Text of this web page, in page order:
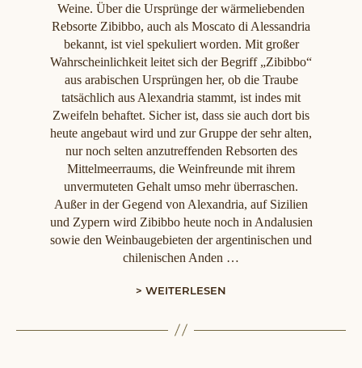
Weine. Über die Ursprünge der wärmeliebenden
Rebsorte Zibibbo, auch als Moscato di Alessandria
bekannt, ist viel spekuliert worden. Mit großer
Wahrscheinlichkeit leitet sich der Begriff „Zibibbo“
aus arabischen Ursprüngen her, ob die Traube
tatsächlich aus Alexandria stammt, ist indes mit
Zweifeln behaftet. Sicher ist, dass sie auch dort bis
heute angebaut wird und zur Gruppe der sehr alten,
nur noch selten anzutreffenden Rebsorten des
Mittelmeerraums, die Weinfreunde mit ihrem
unvermuteten Gehalt umso mehr überraschen.
Außer in der Gegend von Alexandria, auf Sizilien
und Zypern wird Zibibbo heute noch in Andalusien
sowie den Weinbaugebieten der argentinischen und
chilenischen Anden …
> WEITERLESEN